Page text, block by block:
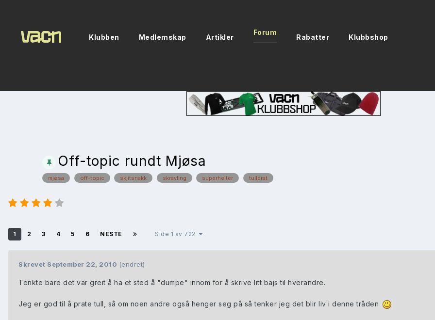
Klubben Medlemskap Artikler
Forum
Rabatter Klubbshop
Off-topic rundt Mjøsa
mjøsa off-topic skjitsnakk skravling superhelter tullprat
1 2 3 4 5 6 NESTE Side 1 av 722
Skrevet September 22, 2010 (endret)
Tenkte bare det var greit å ha et sted å "dumpe" innom for å skrive litt bajs til hverandre.
Jeg er god til å prate tull, så om noen andre også henger seg på så tenker jeg det blir liv i denne tråden